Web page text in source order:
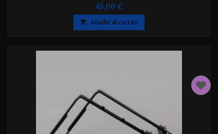
45,00 €
 Añadir al carrito